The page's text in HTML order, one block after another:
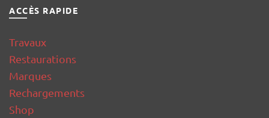
ACCÈS RAPIDE
Travaux
Restaurations
Marques
Rechargements
Shop